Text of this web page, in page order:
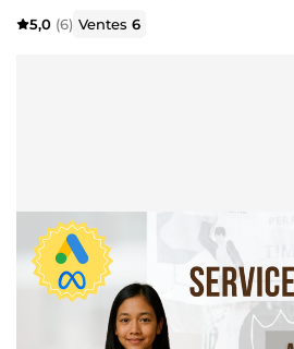
5,0 (6) Ventes6